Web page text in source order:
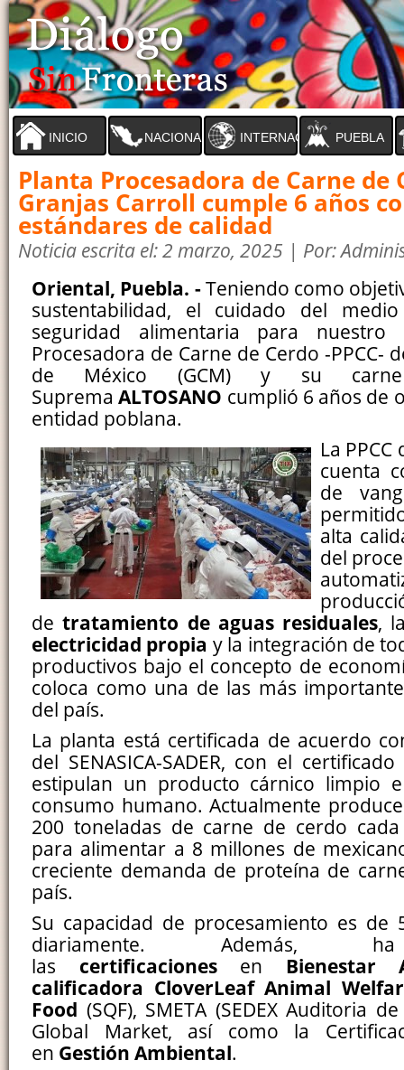
INICIO NACIONAL INTERNACIONALPUEBLA
Planta Procesadora de Carne de
Granjas Carroll cumple 6 años
estándares de calidad
Noticia escrita el: 2 marzo, 2025 | Por:
Oriental, Puebla. -Teniendo como
sustentabilidad, el cuidado del
seguridad alimentaria para
Procesadora de Carne de Cerdo -PPCC-
de México (GCM) y su
SupremaALTOSANO cumplió 6 años de
entidad poblana.
La
cuenta
de
alta
del
detratamiento de aguas residuales,
electricidad propia y la integración de
productivos bajo el concepto de
coloca como una de las más
del país.
La planta está certificada de acuerdo
del SENASICA-SADER, con el
estipulan un producto cárnico limpio
consumo humano. Actualmente
200 toneladas de carne de cerdo
para alimentar a 8 millones de
creciente demanda de proteína de
país.
Su capacidad de procesamiento es de
diariamente. Además,
las certificacionesen
calificadora CloverLeaf Animal
Food (SQF), SMETA (SEDEX Auditoria
Global Market, así como la
en Gestión Ambiental.